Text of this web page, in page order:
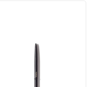
صابون